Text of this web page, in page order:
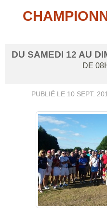
DU SAMEDI 12 AU
DE
PUBLIÉ LE 10 SEPT.